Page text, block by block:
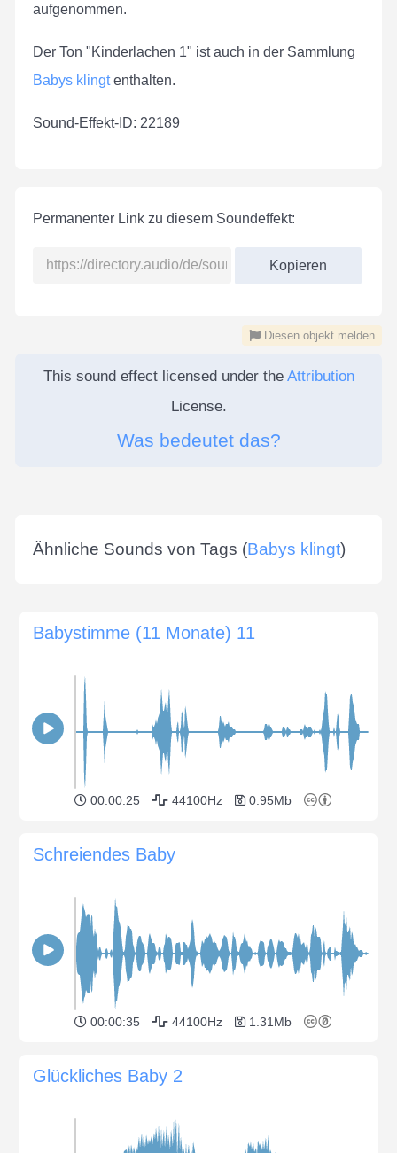
aufgenommen.
Der Ton "Kinderlachen 1" ist auch in der Sammlung
Babys klingtenthalten.
Sound-Effekt-ID: 22189
Permanenter Link zu diesem Soundeffekt:
Kopieren
Diesen objekt melden
This sound effect licensed under the Attribution
License.
Was bedeutet das?
Ähnliche Sounds von Tags (Babys klingt)
Babystimme (11 Monate) 11
00:00:25 44100Hz 0.95Mb
Schreiendes Baby
00:00:35 44100Hz 1.31Mb
Glückliches Baby 2